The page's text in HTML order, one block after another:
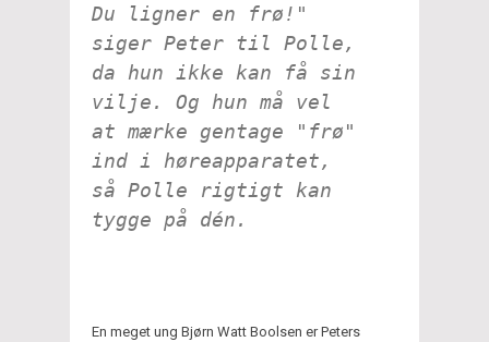
Du ligner en frø!"
siger Peter til Polle,
da hun ikke kan få sin
vilje. Og hun må vel
at mærke gentage "frø"
ind i høreapparatet,
så Polle rigtigt kan
tygge på dén.
En meget ung Bjørn Watt Boolsen er Peters